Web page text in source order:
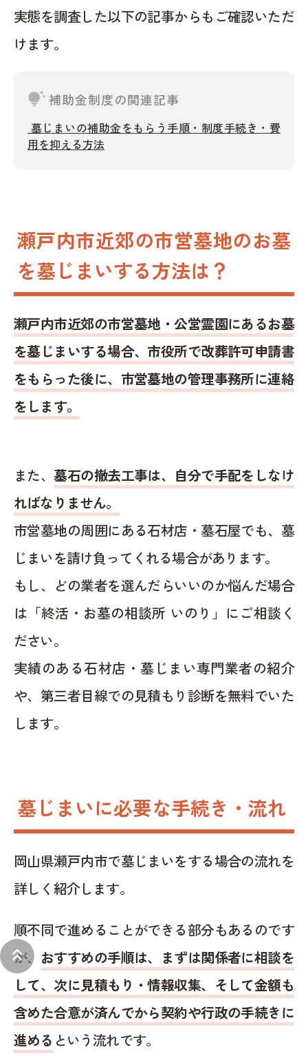
keyboard_double_arrow_up
実態を調査した以下の記事からもご確認いただ
けます。
tips_and_updates補助金制度の関連記事
墓じまいの補助金をもらう手順・制度手続き・費
用を抑える方法
瀬戸内市近郊の市営墓地のお墓
を墓じまいする方法は？
瀬戸内市近郊の市営墓地・公営霊園にあるお墓
を墓じまいする場合、市役所で改葬許可申請書
をもらった後に、市営墓地の管理事務所に連絡
をします。
また、墓石の撤去工事は、自分で手配をしなけ
ればなりません。
市営墓地の周囲にある石材店・墓石屋でも、墓
じまいを請け負ってくれる場合があります。
もし、どの業者を選んだらいいのか悩んだ場合
は「終活・お墓の相談所 いのり」にご相談く
ださい。
実績のある石材店・墓じまい専門業者の紹介
や、第三者目線での見積もり診断を無料でいた
します。
墓じまいに必要な手続き・流れ
岡山県瀬戸内市で墓じまいをする場合の流れを
詳しく紹介します。
順不同で進めることができる部分もあるのです
が、 おすすめの手順は、まずは関係者に相談を
して、次に見積もり・情報収集、そして金額も
含めた合意が済んでから契約や行政の手続きに
進める という流れです。